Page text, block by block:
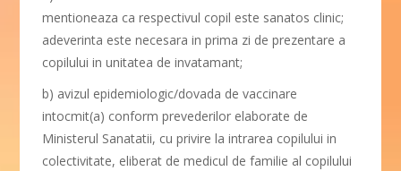
mentioneaza ca respectivul copil este sanatos clinic;
adeverinta este necesara in prima zi de prezentare a
copilului in unitatea de invatamant;
b) avizul epidemiologic/dovada de vaccinare
intocmit(a) conform prevederilor elaborate de
Ministerul Sanatatii, cu privire la intrarea copilului in
colectivitate, eliberat de medicul de familie al copilului